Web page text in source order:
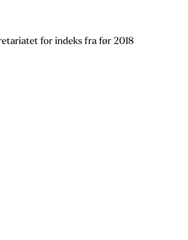
for indeks fra før 2018